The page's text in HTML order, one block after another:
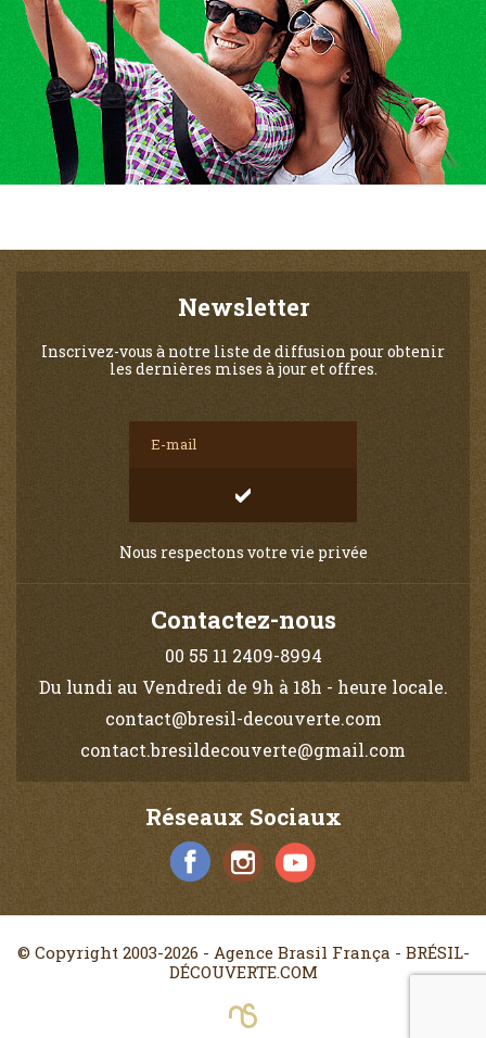
Newsletter
Inscrivez-vous à notre liste de diffusion pour obtenir
les dernières mises à jour et offres.
Nous respectons votre vie privée
Contactez-nous
00 55 11 2409-8994
Du lundi au Vendredi de 9h à 18h - heure locale.
contact@bresil-decouverte.com
contact.bresildecouverte@gmail.com
Réseaux Sociaux
© Copyright 2003-2026 - Agence Brasil França - BRÉSIL-
DÉCOUVERTE.COM